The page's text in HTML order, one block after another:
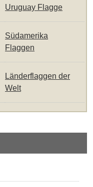
Uruguay Flagge
Südamerika
Flaggen
Länderflaggen der
Welt